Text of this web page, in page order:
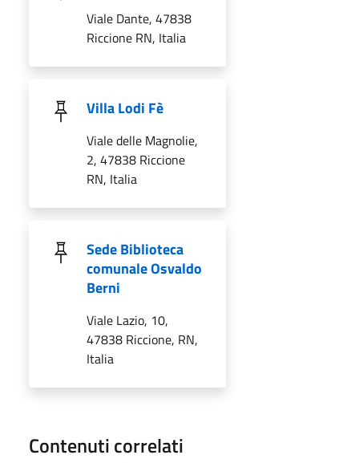
Viale Dante, 47838
Riccione RN, Italia
Villa Lodi Fè
Viale delle Magnolie,
2, 47838 Riccione
RN, Italia
Sede Biblioteca
comunale Osvaldo
Berni
Viale Lazio, 10,
47838 Riccione, RN,
Italia
Contenuti correlati